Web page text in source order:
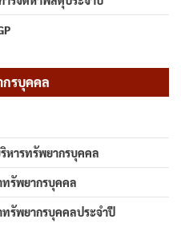
รบุคคล
หารทรัพยากรบุคคล
รัพยากรบุคคล
รัพยากรบุคคลประจำปี